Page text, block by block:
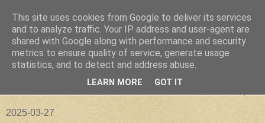
2025-03-27
This site uses cookies from Google to deliver its services
and to analyze traffic. Your IP address and user-agent are
shared with Google along with performance and security
metrics to ensure quality of service, generate usage
statistics, and to detect and address abuse.
LEARN MORE GOT IT